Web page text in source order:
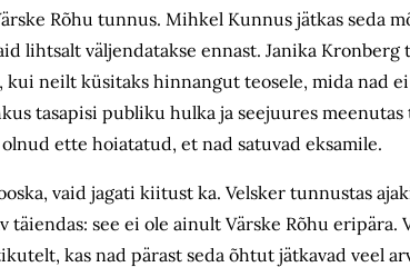
Rõhu tunnus. Mihkel Kunnus jätkas seda
lihtsalt väljendatakse ennast. Janika
neilt küsitaks hinnangut teosele, mida nad
tasapisi publiku hulka ja seejuures
ette hoiatatud, et nad satuvad eksamile.
vaid jagati kiitust ka. Velsker tunnustas
täiendas: see ei ole ainult Värske Rõhu
kas nad pärast seda õhtut jätkavad veel